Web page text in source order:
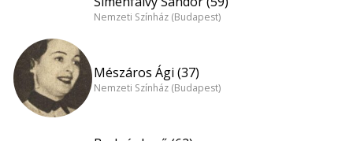
Nemzeti Színház (Budapest)
Mészáros Ági (37)
Nemzeti Színház (Budapest)